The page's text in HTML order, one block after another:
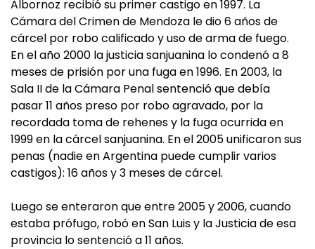
Albornoz recibió su primer castigo en 1997. La
Cámara del Crimen de Mendoza le dio 6 años de
cárcel por robo calificado y uso de arma de fuego.
En el año 2000 la justicia sanjuanina lo condenó a 8
meses de prisión por una fuga en 1996. En 2003, la
Sala II de la Cámara Penal sentenció que debía
pasar 11 años preso por robo agravado, por la
recordada toma de rehenes y la fuga ocurrida en
1999 en la cárcel sanjuanina. En el 2005 unificaron sus
penas (nadie en Argentina puede cumplir varios
castigos): 16 años y 3 meses de cárcel.
Luego se enteraron que entre 2005 y 2006, cuando
estaba prófugo, robó en San Luis y la Justicia de esa
provincia lo sentenció a 11 años.